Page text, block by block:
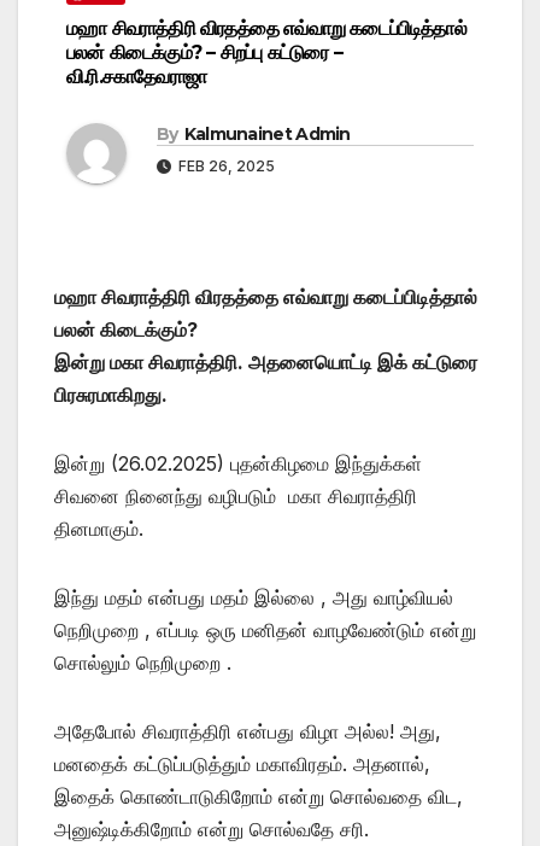
மஹா சிவராத்திரி விரதத்தை எவ்வாறு கடைப்பிடித்தால்
பலன் கிடைக்கும்? – சிறப்பு கட்டுரை –
வி.ரி.சகாதேவராஜா
By Kalmunainet Admin
FEB 26, 2025
மஹா சிவராத்திரி விரதத்தை எவ்வாறு கடைப்பிடித்தால்
பலன் கிடைக்கும்?
இன்று மகா சிவராத்திரி. அதனையொட்டி இக் கட்டுரை
பிரசுரமாகிறது.
இன்று (26.02.2025) புதன்கிழமை இந்துக்கள்
சிவனை நினைந்து வழிபடும் மகா சிவராத்திரி
தினமாகும்.
இந்து மதம் என்பது மதம் இல்லை , அது வாழ்வியல்
நெறிமுறை , எப்படி ஒரு மனிதன் வாழவேண்டும் என்று
சொல்லும் நெறிமுறை .
அதேபோல் சிவராத்திரி என்பது விழா அல்ல! அது,
மனதைக் கட்டுப்படுத்தும் மகாவிரதம். அதனால்,
இதைக் கொண்டாடுகிறோம் என்று சொல்வதை விட,
அனுஷ்டிக்கிறோம் என்று சொல்வதே சரி.